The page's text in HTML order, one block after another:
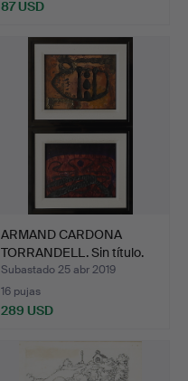
87 USD
ARMAND CARDONA
TORRANDELL. Sin título.
Subastado 25 abr 2019
16 pujas
289 USD